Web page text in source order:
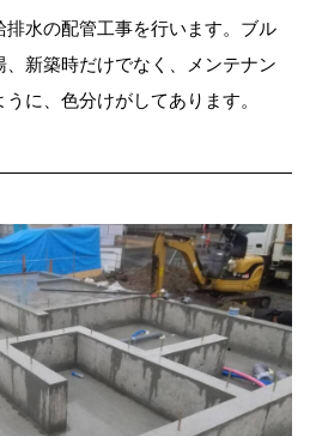
排水の配管工事を行います。ブル
新築時だけでなく、メンテナン
に、色分けがしてあります。